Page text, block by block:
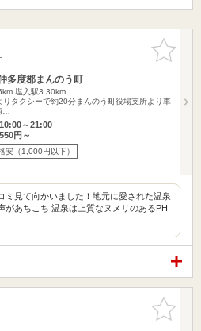
お気に入
りに追加
多度郡まんのう町
塩入駅3.30km
りタクシーで約20分まんのう町役場支所より車
…
～21:00
円～
安（1,000円以下）
ミ見て向かいました！地元に愛された温泉
があちこち 温泉は上質なヌメリのあるPH
お気に入
りに追加